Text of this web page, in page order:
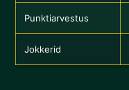
Punktiarvestus
Jokkerid